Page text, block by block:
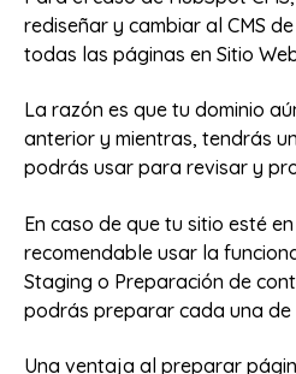
rediseñar y cambiar al CMS
todas las páginas en Sitio
La razón es que tu dominio
anterior y mientras, tendrás
podrás usar para revisar y
En caso de que tu sitio esté
recomendable usar la
Staging o Preparación de
podrás preparar cada una de
Una ventaja al preparar